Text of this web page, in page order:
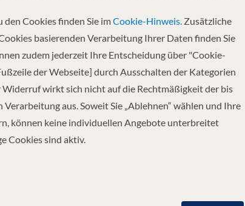
masted schooner. For most of her existence she served as a
rules of “Register Holland”.
Cookies finden Sie imCookie-Hinweis. Zusätzliche
basierenden Verarbeitung Ihrer Daten finden Sie
zudem jederzeit Ihre Entscheidung über "Cookie-
der Webseite] durch Ausschalten der Kategorien
wirkt sich nicht auf die Rechtmäßigkeit der bis
aus. Soweit Sie „Ablehnen“ wählen und Ihre
können keine individuellen Angebote unterbreitet
Cookies sind aktiv.